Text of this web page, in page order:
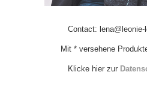
Contact: lena@leonie-
Mit * versehene
Klicke hier zur